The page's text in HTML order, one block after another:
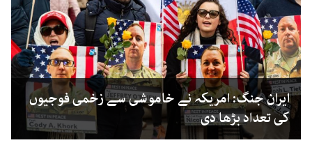
ایران جنگ: امریکہ نے خاموشی سے زخمی فوجیوں
کی تعداد بڑھا دی